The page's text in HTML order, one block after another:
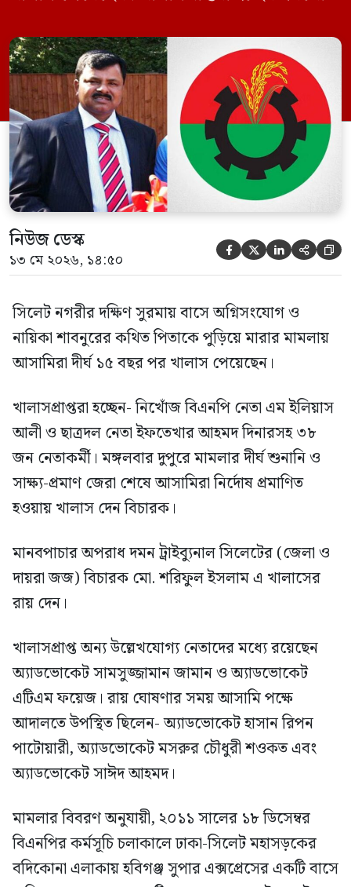
ইফতেখার আহমদ দিনারসহ ৩৮ জন নেতাকর্মী।
মঙ্গলবার দুপুরে মামলার দীর্ঘ শুনানি ও সাক্ষ্য-
প্রমাণ জেরা শেষে আসামিরা নির্দোষ প্রমাণিত
হওয়ায় খালাস দেন বিচারক। মানবপাচার […]
নিউজ ডেস্ক
১৩ মে ২০২৬, ১৪:৫০     
সিলেট নগরীর দক্ষিণ সুরমায় বাসে অগ্নিসংযোগ ও
নায়িকা শাবনুরের কথিত পিতাকে পুড়িয়ে মারার মামলায়
আসামিরা দীর্ঘ ১৫ বছর পর খালাস পেয়েছেন।
খালাসপ্রাপ্তরা হচ্ছেন- নিখোঁজ বিএনপি নেতা এম ইলিয়াস
আলী ও ছাত্রদল নেতা ইফতেখার আহমদ দিনারসহ ৩৮
জন নেতাকর্মী। মঙ্গলবার দুপুরে মামলার দীর্ঘ শুনানি ও
সাক্ষ্য-প্রমাণ জেরা শেষে আসামিরা নির্দোষ প্রমাণিত
হওয়ায় খালাস দেন বিচারক।
মানবপাচার অপরাধ দমন ট্রাইব্যুনাল সিলেটের (জেলা ও
দায়রা জজ) বিচারক মো. শরিফুল ইসলাম এ খালাসের
রায় দেন।
খালাসপ্রাপ্ত অন্য উল্লেখযোগ্য নেতাদের মধ্যে রয়েছেন
অ্যাডভোকেট সামসুজ্জামান জামান ও অ্যাডভোকেট
এটিএম ফয়েজ। রায় ঘোষণার সময় আসামি পক্ষে
আদালতে উপস্থিত ছিলেন- অ্যাডভোকেট হাসান রিপন
পাটোয়ারী, অ্যাডভোকেট মসরুর চৌধুরী শওকত এবং
অ্যাডভোকেট সাঈদ আহমদ।
মামলার বিবরণ অনুযায়ী, ২০১১ সালের ১৮ ডিসেম্বর
বিএনপির কর্মসূচি চলাকালে ঢাকা-সিলেট মহাসড়কের
বদিকোনা এলাকায় হবিগঞ্জ সুপার এক্সপ্রেসের একটি বাসে